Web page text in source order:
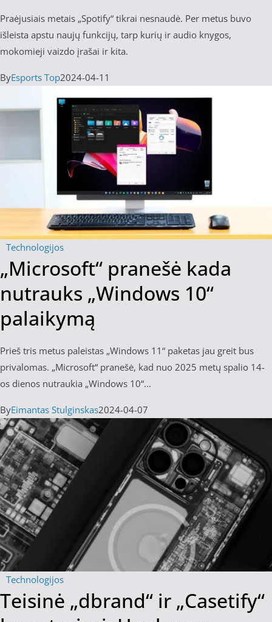
Praėjusiais metais „Spotify“ tikrai nesnaudė. Per metus buvo
išleista apstu naujų funkcijų, tarp kurių ir audio knygos,
mokomieji vaizdo įrašai ir kita.
ByEsports Top2024-04-11
Technologijos
„Microsoft“ pranešė kada
nutrauks „Windows 10“
palaikymą
Prieš tris metus paleistas „Windows 11“ paketas jau greit bus
privalomas. „Microsoft“ pranešė, kad nuo 2025 metų spalio 14-
os dienos nutraukia „Windows 10“...
ByEimantas Stulginskas2024-04-07
Technologijos
Teisinė „dbrand“ ir „Casetify“